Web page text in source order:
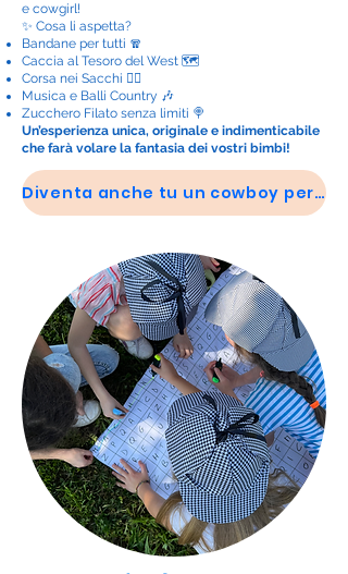
e cowgirl!
✨ Cosa li aspetta?
Bandane per tutti 🧣
Caccia al Tesoro del West 🗺️
Corsa nei Sacchi 🏃‍♂️
Musica e Balli Country 🎶
Zucchero Filato senza limiti 🍭
Un’esperienza unica, originale e indimenticabile
che farà volare la fantasia dei vostri bimbi!
Diventa anche tu un cowboy per un giorno!